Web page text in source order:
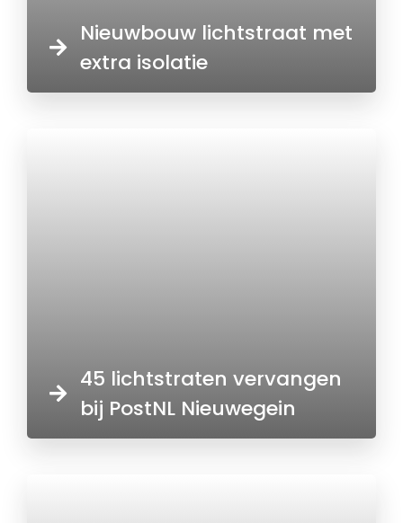
Nieuwbouw lichtstraat met
extra isolatie
45 lichtstraten vervangen
bij PostNL Nieuwegein